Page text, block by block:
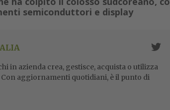
semiconduttori e display
in azienda crea, gestisce, acquista o utilizza
aggiornamenti quotidiani, è il punto di